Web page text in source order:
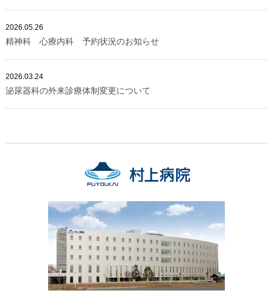
2026.05.26
精神科 心療内科 予約状況のお知らせ
2026.03.24
泌尿器科の外来診療体制変更について